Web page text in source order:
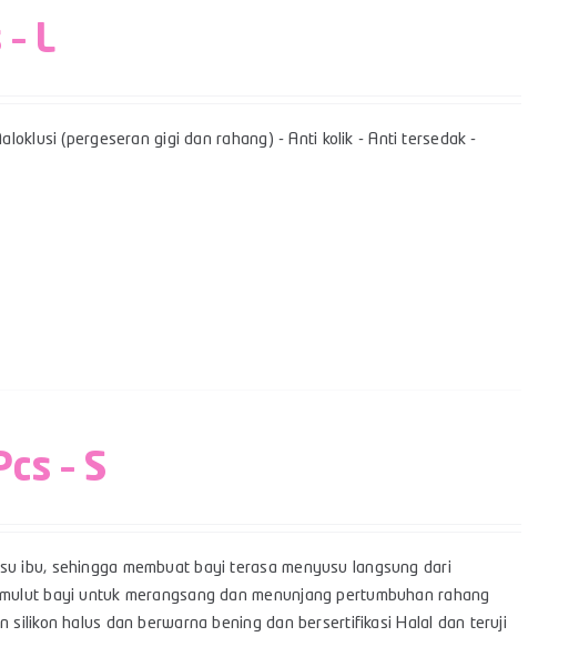
L
(pergeseran gigi dan rahang) - Anti kolik - Anti tersedak -
– S
ibu, sehingga membuat bayi terasa menyusu langsung dari
bayi untuk merangsang dan menunjang pertumbuhan rahang
halus dan berwarna bening dan bersertifikasi Halal dan teruji